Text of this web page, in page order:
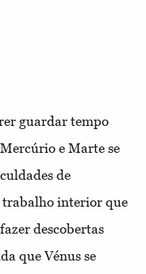
guardar tempo
e Marte se
de
trabalho interior que
descobertas
que Vénus se